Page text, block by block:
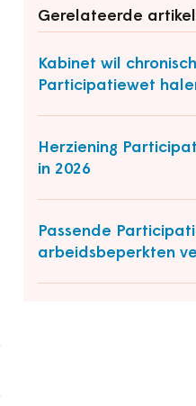
Gerelateerde
Kabinet wil
Participatiewet
Herziening
in 2026
Passende
arbeidsbeperkten